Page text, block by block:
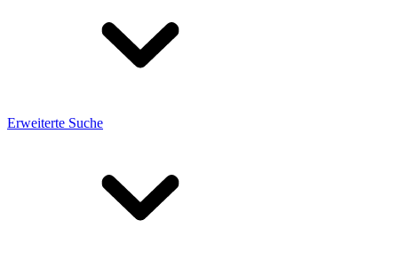
Erweiterte Suche